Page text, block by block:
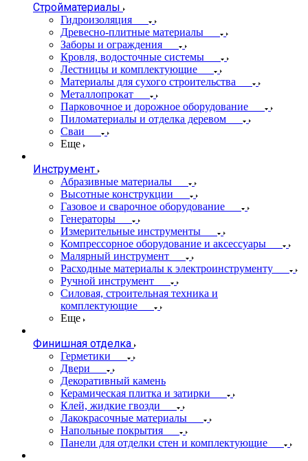
Стройматериалы
Гидроизоляция
Древесно-плитные материалы
Заборы и ограждения
Кровля, водосточные системы
Лестницы и комплектующие
Материалы для сухого строительства
Металлопрокат
Парковочное и дорожное оборудование
Пиломатериалы и отделка деревом
Сваи
Еще
Инструмент
Абразивные материалы
Высотные конструкции
Газовое и сварочное оборудование
Генераторы
Измерительные инструменты
Компрессорное оборудование и аксессуары
Малярный инструмент
Расходные материалы к электроинструменту
Ручной инструмент
Силовая, строительная техника и
комплектующие
Еще
Финишная отделка
Герметики
Двери
Декоративный камень
Керамическая плитка и затирки
Клей, жидкие гвозди
Лакокрасочные материалы
Напольные покрытия
Панели для отделки стен и комплектующие